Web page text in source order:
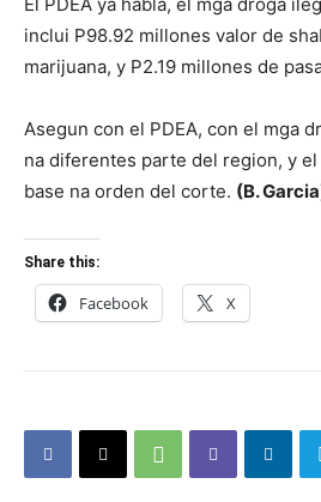
inclui P98.92 millones valor de
marijuana, y P2.19 millones de
Asegun con el PDEA, con el mga
na diferentes parte del region, y
base na orden del corte. (B.
Share this:
Facebook X